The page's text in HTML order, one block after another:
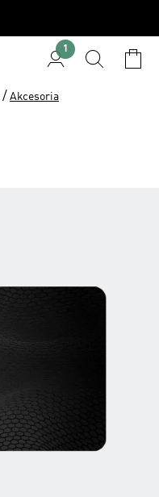
1
/ Akcesoria